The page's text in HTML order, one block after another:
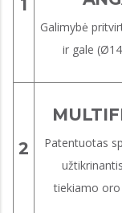
1
Galimybė
ir gale
2
Patentuotas
tiekiamo